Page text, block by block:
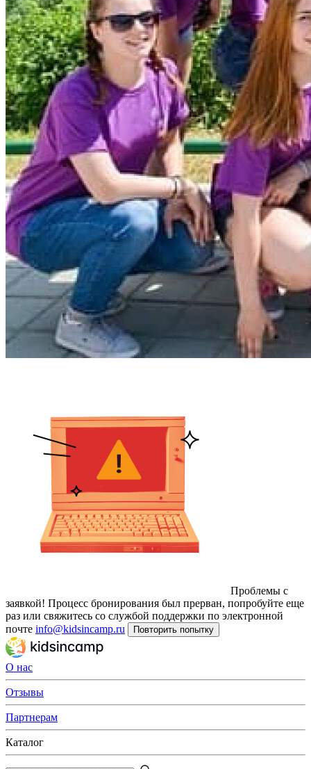
Проблемы с
заявкой! Процесс бронирования был прерван, попробуйте еще
раз или свяжитесь со службой поддержки по электронной
почте info@kidsincamp.ru Повторить попытку
О нас
Отзывы
Партнерам
Каталог